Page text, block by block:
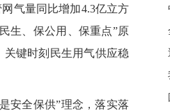
气量同比增加4.3亿立方
生、保公用、保重点”原
键时刻民生用气供应稳
全保供”理念，落实落